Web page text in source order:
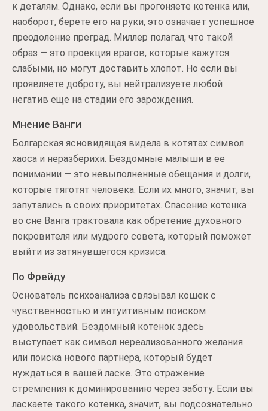
к деталям. Однако, если вы прогоняете котенка или,
наоборот, берете его на руки, это означает успешное
преодоление преград. Миллер полагал, что такой
образ — это проекция врагов, которые кажутся
слабыми, но могут доставить хлопот. Но если вы
проявляете доброту, вы нейтрализуете любой
негатив еще на стадии его зарождения.
Мнение Ванги
Болгарская ясновидящая видела в котятах символ
хаоса и неразберихи. Бездомные малыши в ее
понимании — это невыполненные обещания и долги,
которые тяготят человека. Если их много, значит, вы
запутались в своих приоритетах. Спасение котенка
во сне Ванга трактовала как обретение духовного
покровителя или мудрого совета, который поможет
выйти из затянувшегося кризиса.
По Фрейду
Основатель психоанализа связывал кошек с
чувственностью и интуитивным поиском
удовольствий. Бездомный котенок здесь
выступает как символ нереализованного желания
или поиска нового партнера, который будет
нуждаться в вашей ласке. Это отражение
стремления к доминированию через заботу. Если вы
ласкаете такого котенка, значит, вы подсознательно